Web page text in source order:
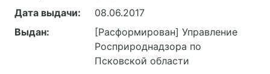
Дата выдачи:
08.06.2017
Выдан:
[Расформирован] Управление
Росприроднадзора по
Псковской области